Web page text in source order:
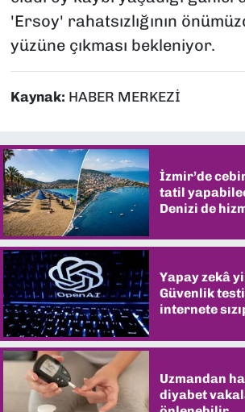
'Ersoy' rahatsızlığının
yüzüne çıkması bekleniyor.
Kaynak: HABER MERKEZİ
İzmir’de
tatil
Denizi de
Yapay zekâ
Güvenlik
internete
Uzmandan
diyabet